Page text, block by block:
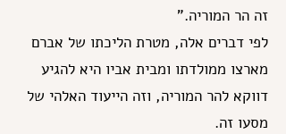
זה הר המוריה."
לפי דברים אלה, מטרת הליכתו של אברם
מארצו ממולדתו ומבית אביו היא להגיע
דווקא להר המוריה, וזה הייעוד האלהי של
מסעו זה.